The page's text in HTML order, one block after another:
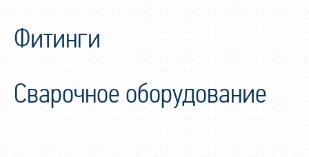
Фитинги
Сварочное оборудование